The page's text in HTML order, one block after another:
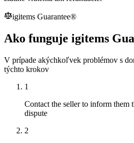
igitems Guarantee®
Ako funguje igitems
V prípade akýchkoľvek problémov s
týchto krokov
1
Contact the seller to inform them
dispute
2